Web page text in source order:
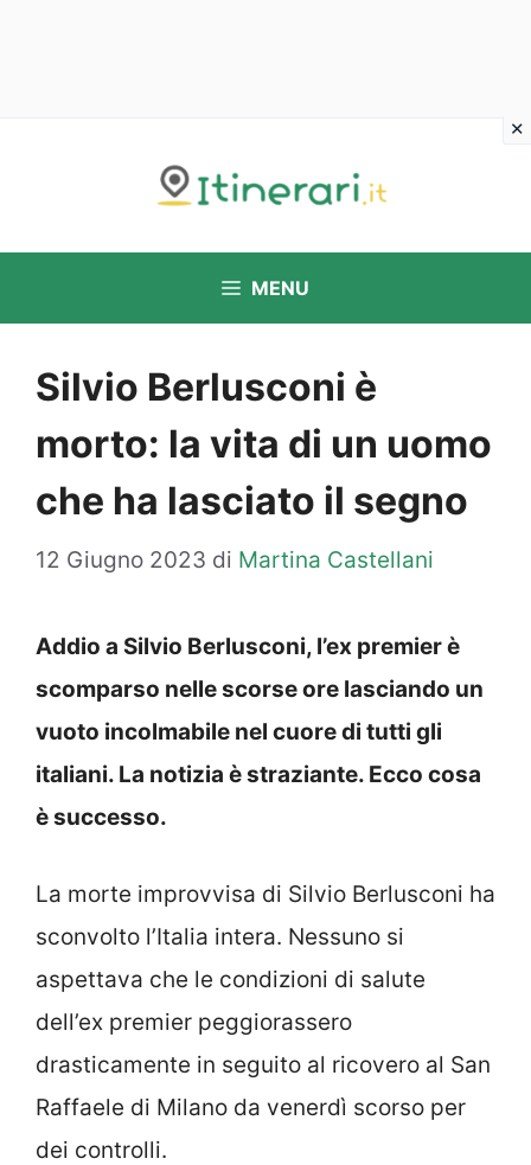
MENU
Silvio Berlusconi è
morto: la vita di un uomo
che ha lasciato il segno
12 Giugno 2023 di Martina Castellani
Addio a Silvio Berlusconi, l’ex premier è
scomparso nelle scorse ore lasciando un
vuoto incolmabile nel cuore di tutti gli
italiani. La notizia è straziante. Ecco cosa
è successo.
La morte improvvisa di Silvio Berlusconi ha
sconvolto l’Italia intera. Nessuno si
aspettava che le condizioni di salute
dell’ex premier peggiorassero
drasticamente in seguito al ricovero al San
Raffaele di Milano da venerdì scorso per
dei controlli.